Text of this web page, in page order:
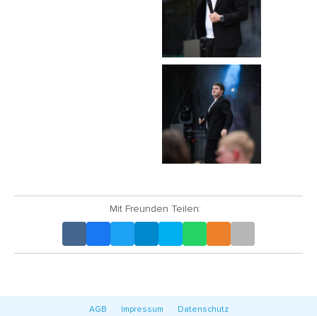
Mit Freunden Teilen:
AGB Impressum Datenschutz